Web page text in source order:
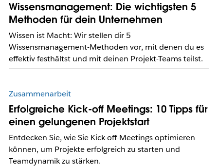
Wissensmanagement: Die wichtigsten 5
Methoden für dein Unternehmen
Wissen ist Macht: Wir stellen dir 5
Wissensmanagement-Methoden vor, mit denen du es
effektiv festhältst und mit deinen Projekt-Teams teilst.
Zusammenarbeit
Erfolgreiche Kick-off Meetings: 10 Tipps für
einen gelungenen Projektstart
Entdecken Sie, wie Sie Kick-off-Meetings optimieren
können, um Projekte erfolgreich zu starten und
Teamdynamik zu stärken.